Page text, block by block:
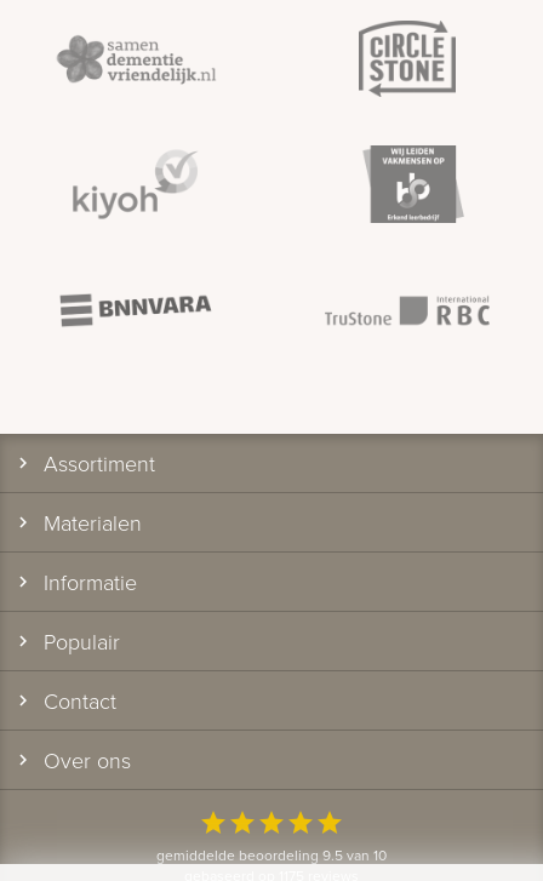
Assortiment
Materialen
Informatie
Populair
Contact
Over ons
starstarstarstarstar
gemiddelde beoordeling 9.5 van 10